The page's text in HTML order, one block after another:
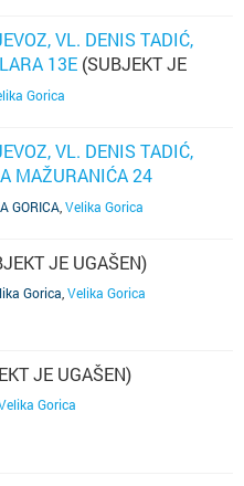
VL. DENIS TADIĆ,
13E (SUBJEKT JE
Gorica
VL. DENIS TADIĆ,
MAŽURANIĆA 24
GORICA Velika Gorica
JE UGAŠEN)
Gorica Velika Gorica
JE UGAŠEN)
Gorica